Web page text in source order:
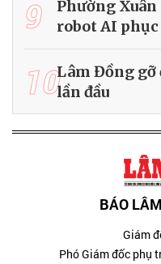
9
Phường
robot AI
10Lâm Đồng gỡ
lần đầu
BÁO
Giám
Phó Giám đốc phụ